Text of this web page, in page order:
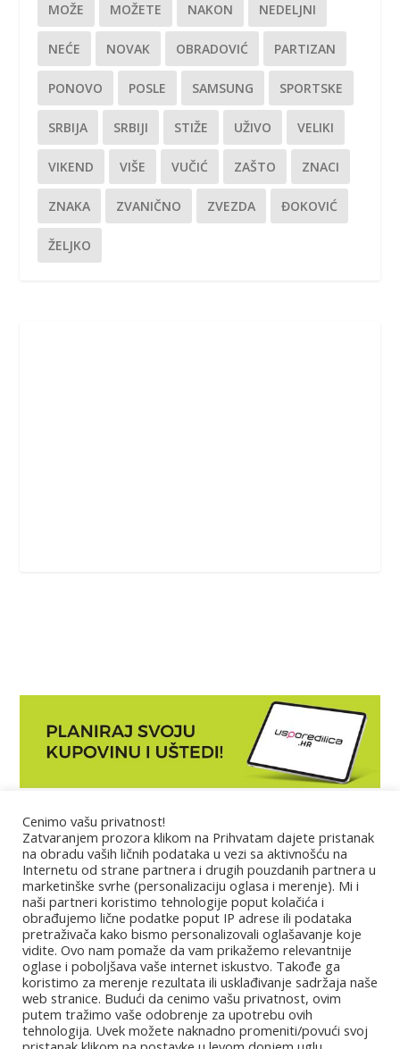
MOŽE MOŽETE NAKON NEDELJNI
NEĆE NOVAK OBRADOVIĆ PARTIZAN
PONOVO POSLE SAMSUNG SPORTSKE
SRBIJA SRBIJI STIŽE UŽIVO VELIKI
VIKEND VIŠE VUČIĆ ZAŠTO ZNACI
ZNAKA ZVANIČNO ZVEZDA ĐOKOVIĆ
ŽELJKO
Marketing
Impressum
Uslovi korišćenja
Kontakt
Partneri
Cenimo vašu privatnost!
Zatvaranjem prozora klikom na Prihvatam dajete pristanak
na obradu vaših ličnih podataka u vezi sa aktivnošću na
Internetu od strane partnera i drugih pouzdanih partnera u
marketinške svrhe (personalizaciju oglasa i merenje). Mi i
naši partneri koristimo tehnologije poput kolačića i
obrađujemo lične podatke poput IP adrese ili podataka
pretraživača kako bismo personalizovali oglašavanje koje
vidite. Ovo nam pomaže da vam prikažemo relevantnije
oglase i poboljšava vaše internet iskustvo. Takođe ga
koristimo za merenje rezultata ili usklađivanje sadržaja naše
web stranice. Budući da cenimo vašu privatnost, ovim
putem tražimo vaše odobrenje za upotrebu ovih
tehnologija. Uvek možete naknadno promeniti/povući svoj